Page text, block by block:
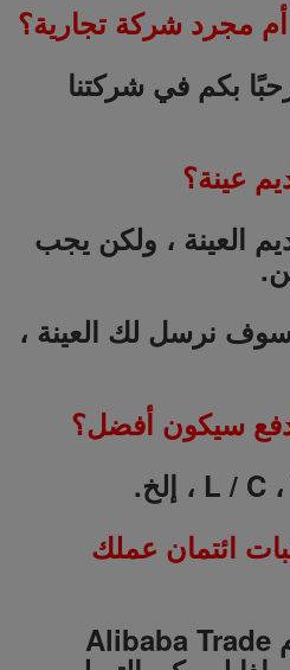
بكم في شركتنا
عينة؟
العينة ، ولكن يجب
1-3 أيام سوف نرسل لك العينة ،
سيكون أفضل؟
ائتمان عملك
ج 4: يمكنك استخدام Alibaba Trade